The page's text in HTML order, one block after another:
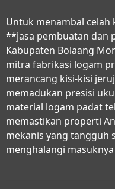
Untuk menambal celah
**jasa pembuatan dan
Kabupaten Bolaang
mitra fabrikasi logam
merancang kisi-kisi
memadukan presisi
material logam padat
memastikan properti
mekanis yang tangguh
menghalangi